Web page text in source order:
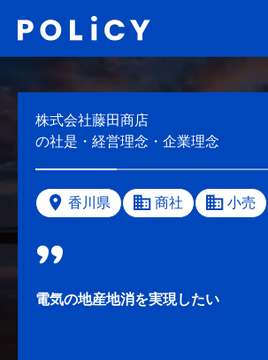
株式会社藤田商店
の社是・経営理念・企業理念
香川県 商社 小売
電気の地産地消を実現したい